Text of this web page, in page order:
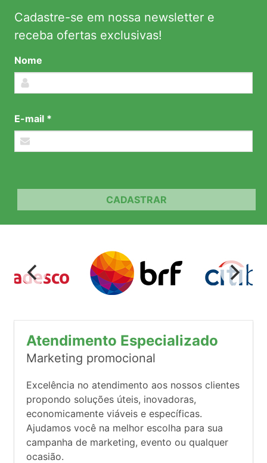
Cadastre-se em nossa newsletter e
receba ofertas exclusivas!
Nome
E-mail *
CADASTRAR
Atendimento Especializado
Marketing promocional
Excelência no atendimento aos nossos clientes
propondo soluções úteis, inovadoras,
economicamente viáveis e específicas.
Ajudamos você na melhor escolha para sua
campanha de marketing, evento ou qualquer
ocasião.